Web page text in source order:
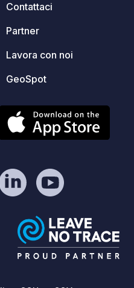
Contattaci
Partner
Lavora con noi
GeoSpot